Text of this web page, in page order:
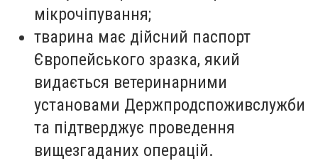
мікрочіпування;
тварина має дійсний паспорт
Європейського зразка, який
видається ветеринарними
установами Держпродспоживслужби
та підтверджує проведення
вищезгаданих операцій.